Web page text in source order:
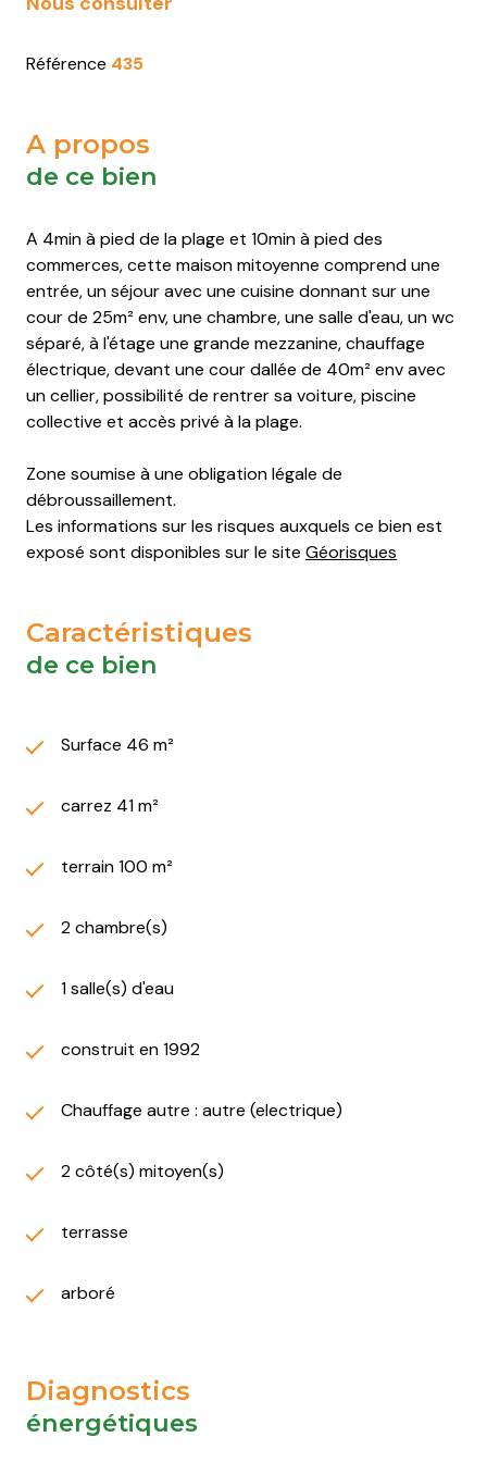
Saint-
d'Oléron
Trojan-
les-
Saint-
d'Oléron
Trojan-
les-
Saint-
d'Oléron
Trojan-
les-
Saint-
d'Oléron
Trojan-
les-
Référence 435
A propos
de ce bien
A 4min à pied de la plage et 10min à pied des
commerces, cette maison mitoyenne comprend une
entrée, un séjour avec une cuisine donnant sur une
cour de 25m² env, une chambre, une salle d'eau, un wc
séparé, à l'étage une grande mezzanine, chauffage
électrique, devant une cour dallée de 40m² env avec
un cellier, possibilité de rentrer sa voiture, piscine
collective et accès privé à la plage.
Zone soumise à une obligation légale de
débroussaillement.
Les informations sur les risques auxquels ce bien est
exposé sont disponibles sur le site Géorisques
Caractéristiques
de ce bien
Surface 46 m²
carrez 41 m²
terrain 100 m²
2 chambre(s)
1 salle(s) d'eau
construit en 1992
Chauffage autre : autre (electrique)
2 côté(s) mitoyen(s)
terrasse
arboré
Diagnostics
énergétiques